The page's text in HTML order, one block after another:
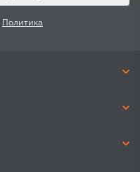
Политика